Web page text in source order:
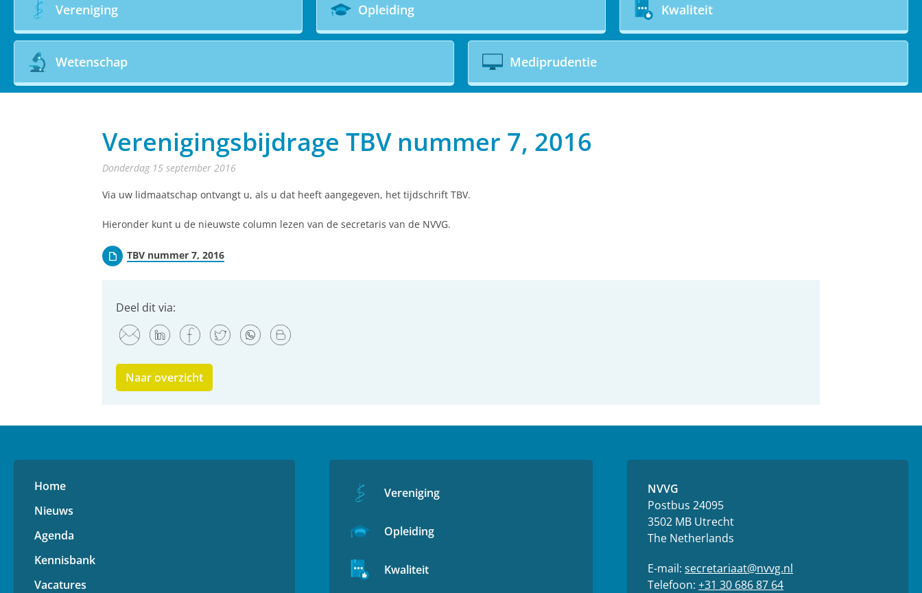
Vereniging Opleiding Kwaliteit
Wetenschap Mediprudentie
Verenigingsbijdrage TBV nummer 7, 2016
donderdag 15 september 2016
Via uw lidmaatschap ontvangt u, als u dat heeft aangegeven, het tijdschrift TBV.
Hieronder kunt u de nieuwste column lezen van de secretaris van de NVVG.
TBV nummer 7, 2016
Deel dit via:
Naar overzicht
Home
Nieuws
Agenda
Kennisbank
Vacatures
Vereniging
Opleiding
Kwaliteit
NVVG
Postbus 24095
3502 MB Utrecht
The Netherlands
E-mail:secretariaat@nvvg.nl
Telefoon:+31 30 686 87 64